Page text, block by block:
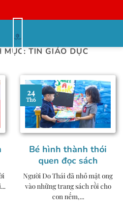
MỤC: TIN GIÁO DỤC
Bé hình thành thói
quen đọc sách
Người Do Thái đã nhỏ mật ong
vào những trang sách rồi cho
con nếm,...
24
Th6